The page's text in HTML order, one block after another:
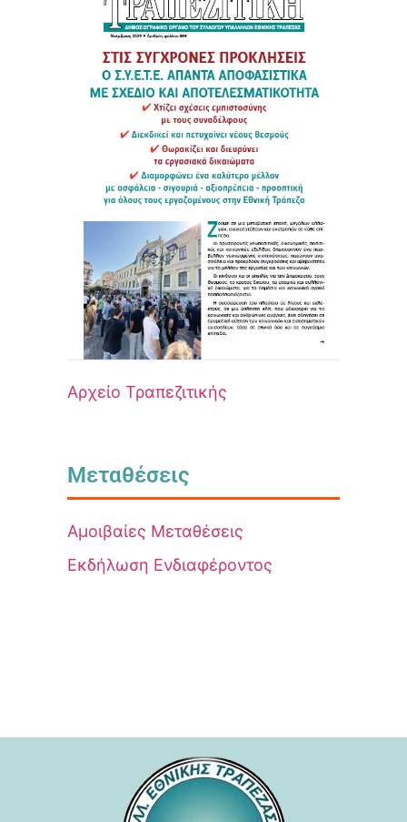
Αρχείο Τραπεζιτικής
Μεταθέσεις
Αμοιβαίες Μεταθέσεις
Εκδήλωση Ενδιαφέροντος